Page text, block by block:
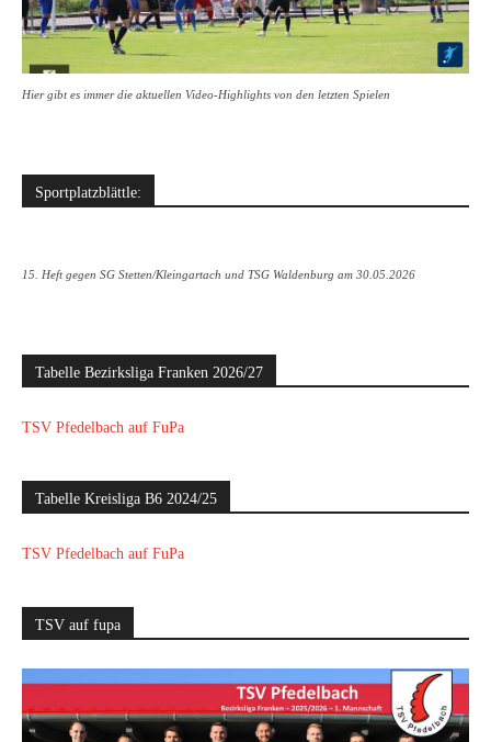
Hier gibt es immer die aktuellen Video-Highlights von den letzten Spielen
Sportplatzblättle:
15. Heft gegen SG Stetten/Kleingartach und TSG Waldenburg am 30.05.2026
Tabelle Bezirksliga Franken 2026/27
TSV Pfedelbach auf FuPa
Tabelle Kreisliga B6 2024/25
TSV Pfedelbach auf FuPa
TSV auf fupa